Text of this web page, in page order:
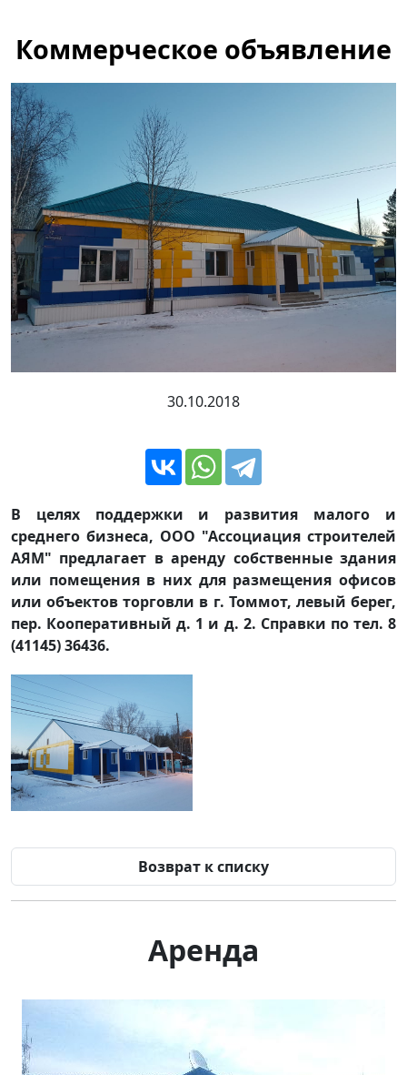
Коммерческое объявление
30.10.2018
В целях поддержки и развития малого и
среднего бизнеса, ООО "Ассоциация строителей
АЯМ" предлагает в аренду собственные здания
или помещения в них для размещения офисов
или объектов торговли в г. Томмот, левый берег,
пер. Кооперативный д. 1 и д. 2. Справки по тел. 8
(41145) 36436.
Возврат к списку
Аренда